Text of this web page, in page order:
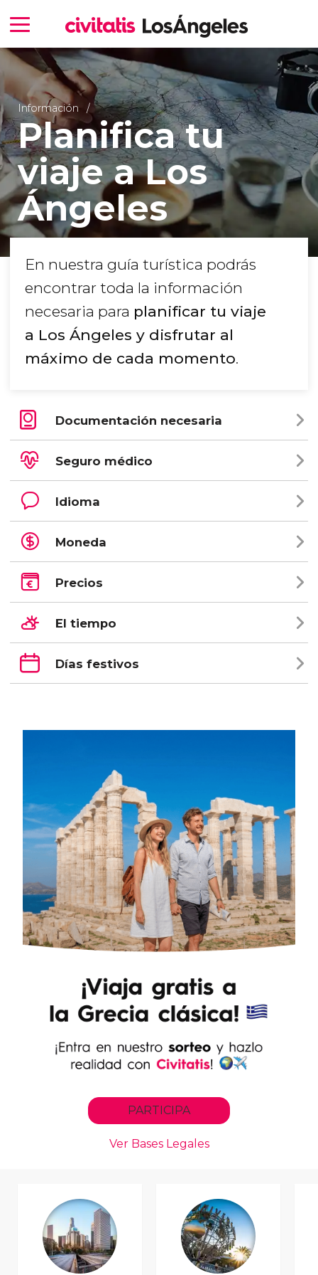
Información
Planifica tu
viaje a Los
Ángeles
En nuestra guía turística podrás
encontrar toda la información
necesaria para planificar tu viaje
a Los Ángeles y disfrutar al
máximo de cada momento.
Documentación necesaria
Seguro médico
Idioma
Moneda
Precios
El tiempo
Días festivos